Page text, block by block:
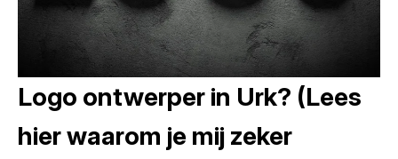
Logo ontwerper in Urk? (Lees
hier waarom je mij zeker